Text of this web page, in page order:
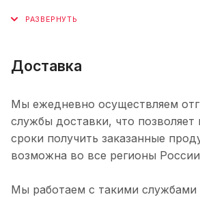
Доставка
Мы ежедневно осуществляем
службы доставки, что позволяет
сроки получить заказанные
возможна во все регионы
Мы работаем с такими службами